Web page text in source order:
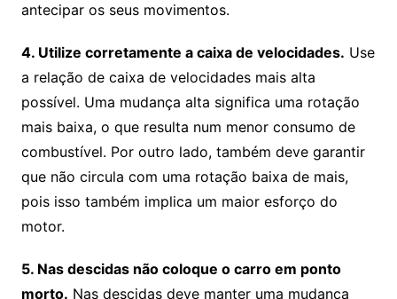
antecipar os seus movimentos.
4. Utilize corretamente a caixa de velocidades. Use
a relação de caixa de velocidades mais alta
possível. Uma mudança alta significa uma rotação
mais baixa, o que resulta num menor consumo de
combustível. Por outro lado, também deve garantir
que não circula com uma rotação baixa de mais,
pois isso também implica um maior esforço do
motor.
5. Nas descidas não coloque o carro em ponto
morto. Nas descidas deve manter uma mudança